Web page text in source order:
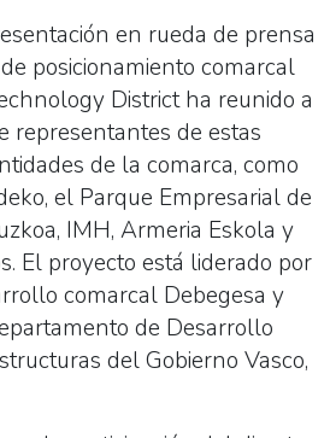
en rueda de prensa
posicionamiento comarcal
District ha reunido a
representantes de estas
de la comarca, como
el Parque Empresarial de
IMH, Armeria Eskola y
El proyecto está liderado por
comarcal Debegesa y
de Desarrollo
del Gobierno Vasco,